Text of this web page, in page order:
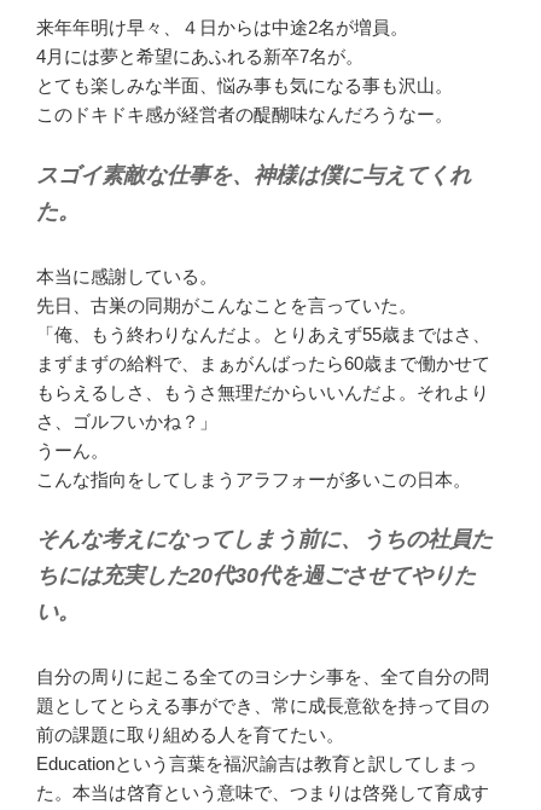
来年年明け早々、４日からは中途2名が増員。
4月には夢と希望にあふれる新卒7名が。
とても楽しみな半面、悩み事も気になる事も沢山。
このドキドキ感が経営者の醍醐味なんだろうなー。
スゴイ素敵な仕事を、神様は僕に与えてくれ
た。
本当に感謝している。
先日、古巣の同期がこんなことを言っていた。
「俺、もう終わりなんだよ。とりあえず55歳まではさ、
まずまずの給料で、まぁがんばったら60歳まで働かせて
もらえるしさ、もうさ無理だからいいんだよ。それより
さ、ゴルフいかね？」
うーん。
こんな指向をしてしまうアラフォーが多いこの日本。
そんな考えになってしまう前に、うちの社員た
ちには充実した20代30代を過ごさせてやりた
い。
自分の周りに起こる全てのヨシナシ事を、全て自分の問
題としてとらえる事ができ、常に成長意欲を持って目の
前の課題に取り組める人を育てたい。
Educationという言葉を福沢諭吉は教育と訳してしまっ
た。本当は啓育という意味で、つまりは啓発して育成す